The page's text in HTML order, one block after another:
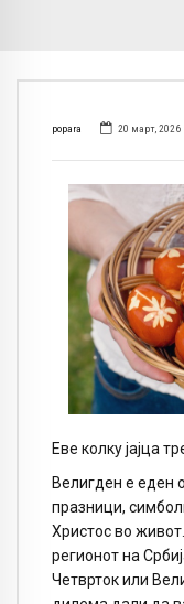
popara 20 март, 2026
Еве колку јајца
Велигден е еден
празници,
Христос во
регионот на
Четврток или